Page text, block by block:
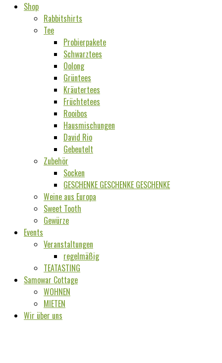
Shop
Rabbitshirts
Tee
Probierpakete
Schwarztees
Oolong
Grüntees
Kräutertees
Früchtetees
Rooibos
Hausmischungen
David Rio
Gebeutelt
Zubehör
Socken
GESCHENKE GESCHENKE GESCHENKE
Weine aus Europa
Sweet Tooth
Gewürze
Events
Veranstaltungen
regelmäßig
TEATASTING
Samowar Cottage
WOHNEN
MIETEN
Wir über uns